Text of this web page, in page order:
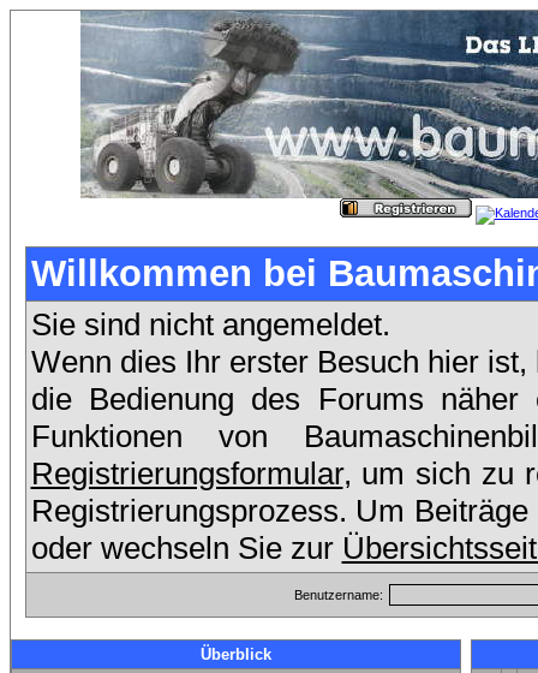
Willkommen bei
Sie sind nicht angemeldet.
Wenn dies Ihr erster Besuch hier
die Bedienung des Forums
Funktionen von
Registrierungsformular, um sich zu
Registrierungsprozess. Um
oder wechseln Sie zur
Benutzername:
Überblick